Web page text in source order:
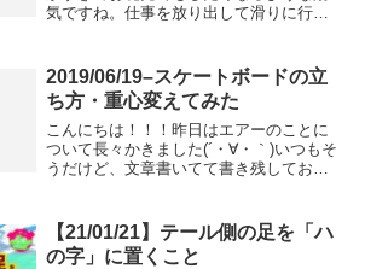
気ですね。仕事を放り出して滑りに行き
ってやってみてるっていうか、そんなこ
となんですが、スケ...
2019/06/19–スケートボードの立
ち方・重心変えてみた
こんにちは！！！昨日はエアーのことに
ついて長々かきました(´・∀・｀)いつもそ
うだけど、文章書いてて書き残しておき
っか増えていて記事をいくつかに分けた
ほうがいいくらいの...
【21/01/21】テール側の足を「ハ
の字」に置くこと